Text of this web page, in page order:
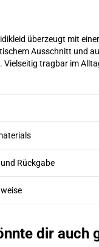
überzeugt mit
Ausschnitt und
Vielseitig tragbar im
Rückgabe
dir auch